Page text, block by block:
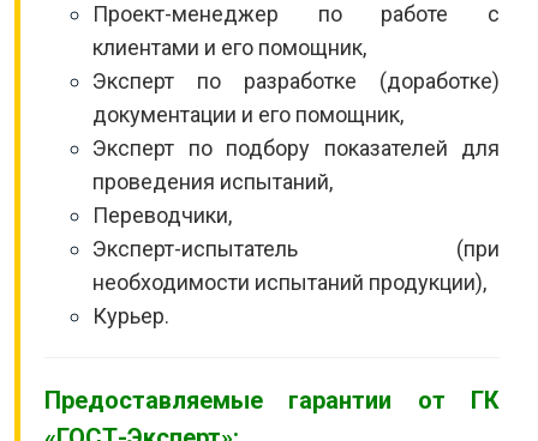
Проект-менеджер по работе с
клиентами и его помощник,
Эксперт по разработке (доработке)
документации и его помощник,
Эксперт по подбору показателей для
проведения испытаний,
Переводчики,
Эксперт-испытатель (при
необходимости испытаний продукции),
Курьер.
Предоставляемые гарантии от ГК